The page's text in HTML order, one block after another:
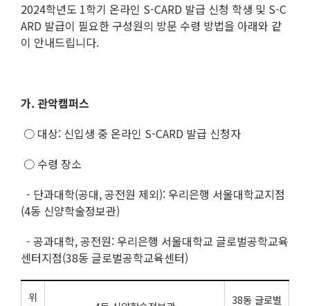
2024학년도 1학기 온라인 S-CARD 발급 신청 학생 및 S-C
ARD 발급이 필요한 구성원의 방문 수령 방법을 아래와 같
이 안내드립니다.
가. 관악캠퍼스
○ 대상: 신입생 중 온라인 S-CARD 발급 신청자
○ 수령 장소
- 단과대학(공대, 공전원 제외): 우리은행 서울대학교지점
(4동 신양학술정보관)
- 공과대학, 공전원: 우리은행 서울대학교 글로벌공학교육
센터지점(38동 글로벌공학교육센터)
위
38동 글로벌